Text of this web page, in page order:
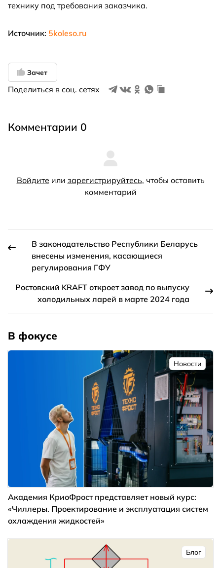
технику под требования заказчика.
Источник: 5koleso.ru
Зачет
Поделиться в соц. сетях
Комментарии 0
Войдите или зарегистрируйтесь, чтобы оставить
комментарий
В законодательство Республики Беларусь
внесены изменения, касающиеся
регулирования ГФУ
Ростовский KRAFT откроет завод по выпуску
холодильных ларей в марте 2024 года
В фокусе
Новости
Академия КриоФрост представляет новый курс:
«Чиллеры. Проектирование и эксплуатация систем
охлаждения жидкостей»
Блог